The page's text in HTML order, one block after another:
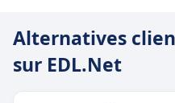
Alternatives
sur EDL.Net